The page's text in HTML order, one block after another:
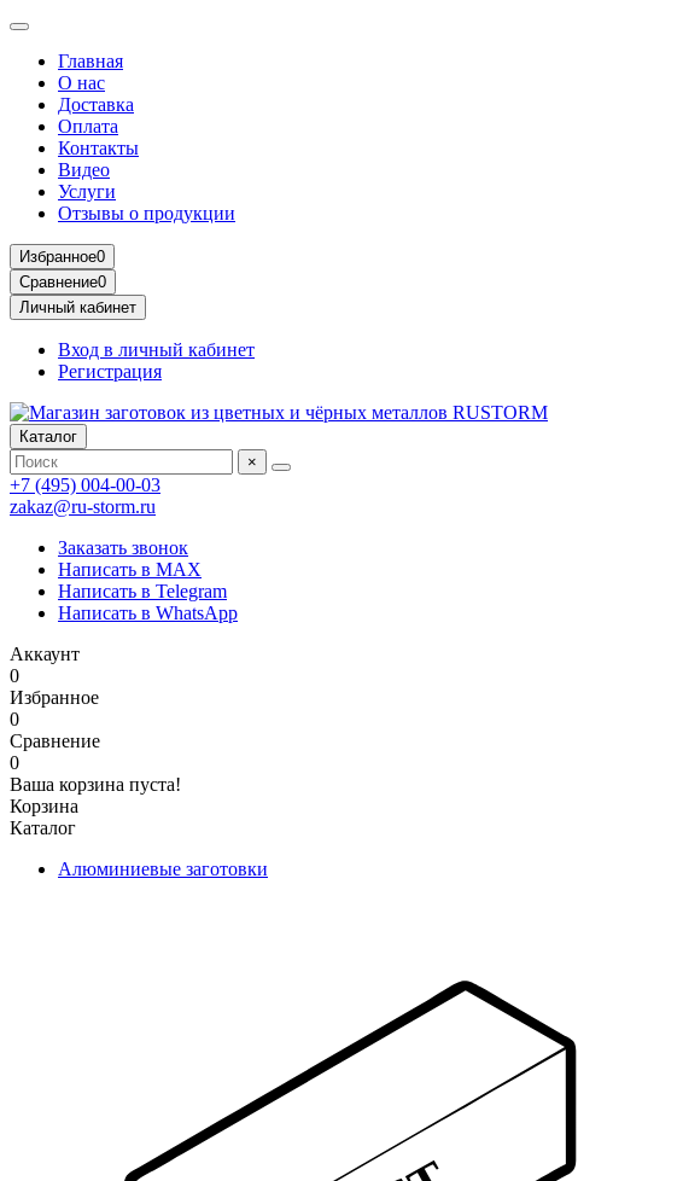
Главная
О нас
Доставка
Оплата
Контакты
Видео
Услуги
Отзывы о продукции
Избранное0
Сравнение0
Личный кабинет
Вход в личный кабинет
Регистрация
Каталог
×
+7 (495) 004-00-03
zakaz@ru-storm.ru
Заказать звонок
Написать в MAX
Написать в Telegram
Написать в WhatsApp
Аккаунт
0
Избранное
0
Сравнение
0
Ваша корзина пуста!
Корзина
Каталог
Алюминиевые заготовки